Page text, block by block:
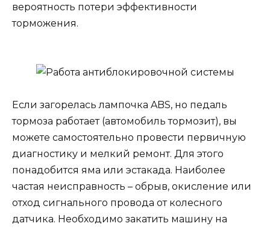
вероятность потери эффективности
торможения.
Если загорелась лампочка ABS, но педаль
тормоза работает (автомобиль тормозит), вы
можете самостоятельно провести первичную
диагностику и мелкий ремонт. Для этого
понадобится яма или эстакада. Наиболее
частая неисправность – обрыв, окисление или
отход сигнального провода от колесного
датчика. Необходимо закатить машину на